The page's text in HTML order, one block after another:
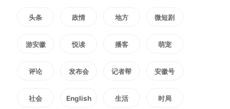
共建园区考评中荣获“双第一”，先
后获评国家级绿色工业园区、中德
低碳生态示范园区等国字号招牌。
头条 政情 地方 微短剧
游安徽 悦读 播客 萌宠
评论 发布会 记者帮 安徽号
社会 English 生活 时局